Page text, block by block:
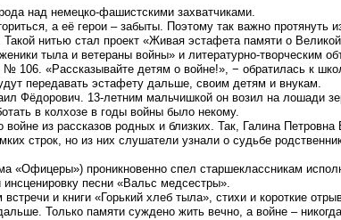
над немецко-фашистскими захватчиками.
а её герои – забыты. Поэтому так важно протянуть
нитью стал проект «Живая эстафета памяти о
тыла и ветераны войны» и литературно-творческим
106. «Рассказывайте детям о войне!», − обратилась к
передавать эстафету дальше, своим детям и внукам.
Фёдорович. 13-летним мальчишкой он возил на лошади
в колхозе в годы войны было некому.
из рассказов родных и близких. Так, Галина Петровна
строк, но из них слушатели узнали о судьбе
проникновенно спел старшеклассникам
песни «Вальс медсестры».
и книги «Горький хлеб тыла», стихи и короткие
Только памяти суждено жить вечно, а войне –